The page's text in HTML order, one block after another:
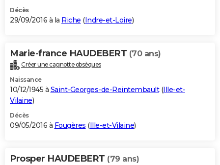
Décès
29/09/2016 à la Riche (Indre-et-Loire)
Marie-france HAUDEBERT (70 ans)
Créer une cagnotte obsèques
Naissance
10/12/1945 à Saint-Georges-de-Reintembault(Ille-et-
Vilaine)
Décès
09/05/2016 à Fougères (Ille-et-Vilaine)
Prosper HAUDEBERT (79 ans)